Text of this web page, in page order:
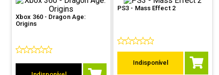
Xbox 360 - Dragon Age:
Origins
PS3 - Mass Effect 2
Indisponível